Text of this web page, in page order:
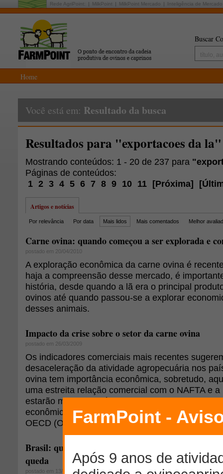
Rede AgriPoint: MilkPoint MilkPoint Mercado Inteligência de Mercado
Buscar
Home
Você está em: Resultado da busca
Resultados para "exportacoes da la"
Mostrando conteúdos: 1 - 20 de 237 para
Páginas de conteúdos:
1 2 3 4 5 6 7 8 9 10 11 [Próxima] [
Artigos e notícias
Por relevância Por data Mais lidos Mais comentados Melhor
Carne ovina: quando começou a ser explorada e
postado em 20/04/2010
A exploração econômica da carne ovina é
haja a compreensão desse mercado, é
história, desde quando a lã era o principal
ovinos até quando passou-se a explorar
desses animais.
Impacto da crise sobre o setor da carne ovina
postado em 26/03/2009
Os indicadores comerciais mais recentes
desaceleração da atividade agropecuária nos
ovina tem importância econômica, sobretudo,
uma estreita relação comercial com o NAFTA e
estarão mais vulneráveis aos efeitos da retração
econômica nos respectivos blocos, incluindo
OECD (Organization for Economic Co-Operation
Brasil: quantidade de carne ovina uruguaia
queda
postado em 13/04/2011